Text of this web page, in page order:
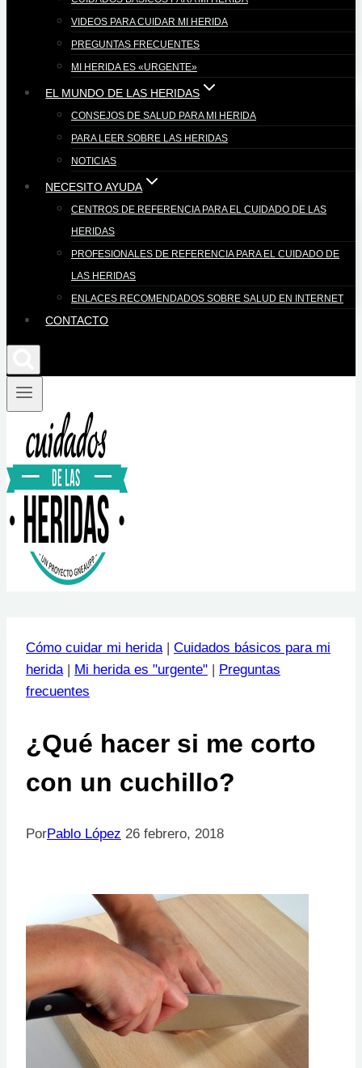
VIDEOS PARA CUIDAR MI HERIDA
PREGUNTAS FRECUENTES
MI HERIDA ES «URGENTE»
EL MUNDO DE LAS HERIDAS
CONSEJOS DE SALUD PARA MI HERIDA
PARA LEER SOBRE LAS HERIDAS
NOTICIAS
NECESITO AYUDA
CENTROS DE REFERENCIA PARA EL CUIDADO DE LAS
HERIDAS
PROFESIONALES DE REFERENCIA PARA EL CUIDADO DE
LAS HERIDAS
ENLACES RECOMENDADOS SOBRE SALUD EN INTERNET
CONTACTO
Cómo cuidar mi herida| Cuidados básicos para mi
herida| Mi herida es "urgente"
Preguntas
frecuentes
¿Qué hacer si me corto
con un cuchillo?
PorPablo López 26 febrero, 2018